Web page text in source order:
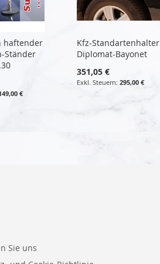
haftender
Ständer
€
Kfz-Standartenhalter
Diplomat-Bayonet
351,05 €
295,00 €
Sie uns